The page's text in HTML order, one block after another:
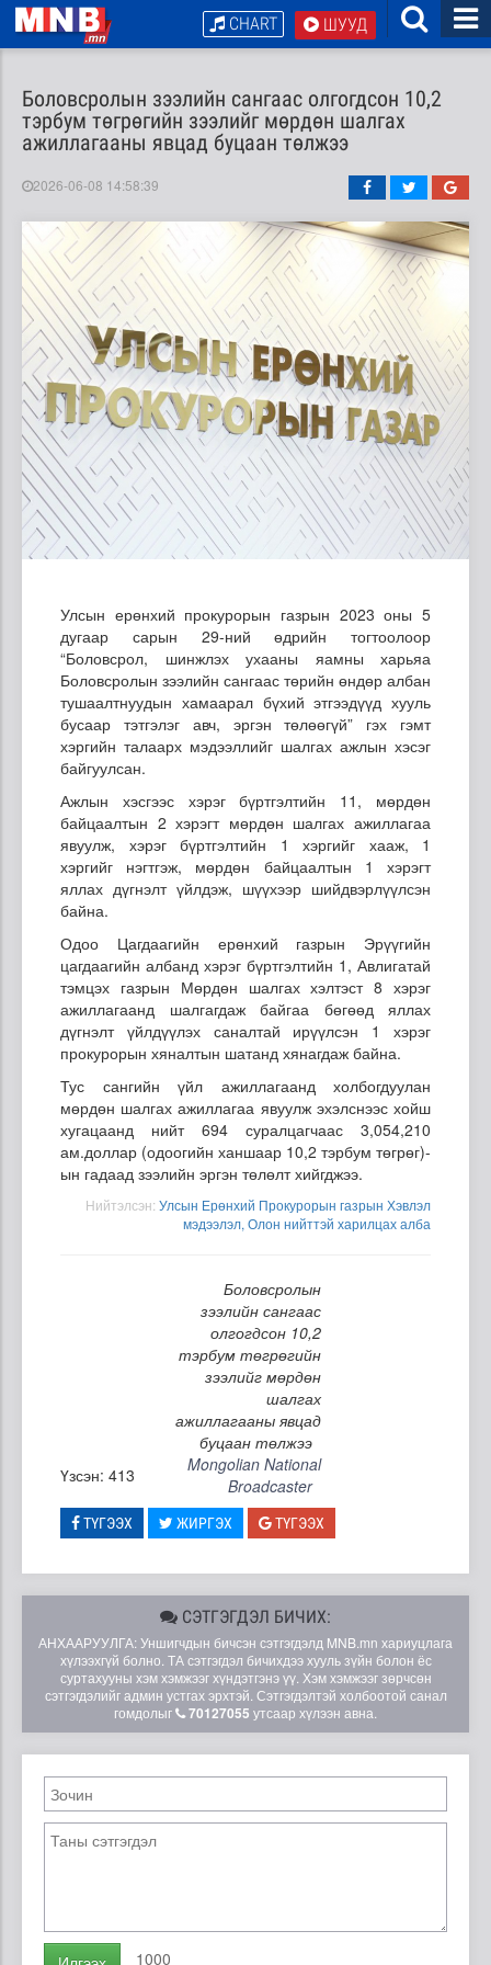
ШУУД
CHART
Боловсролын зээлийн сангаас олгогдсон 10,2
тэрбум төгрөгийн зээлийг мөрдөн шалгах
ажиллагааны явцад буцаан төлжээ
2026-06-08 14:58:39
Улсын ерөнхий прокурорын газрын 2023 оны 5
дугаар сарын 29-ний өдрийн тогтоолоор
“Боловсрол, шинжлэх ухааны яамны харьяа
Боловсролын зээлийн сангаас төрийн өндөр албан
тушаалтнуудын хамаарал бүхий этгээдүүд хууль
бусаар тэтгэлэг авч, эргэн төлөөгүй” гэх гэмт
хэргийн талаарх мэдээллийг шалгах ажлын хэсэг
байгуулсан.
Ажлын хэсгээс хэрэг бүртгэлтийн 11, мөрдөн
байцаалтын 2 хэрэгт мөрдөн шалгах ажиллагаа
явуулж, хэрэг бүртгэлтийн 1 хэргийг хааж, 1
хэргийг нэгтгэж, мөрдөн байцаалтын 1 хэрэгт
яллах дүгнэлт үйлдэж, шүүхээр шийдвэрлүүлсэн
байна.
Одоо Цагдаагийн ерөнхий газрын Эрүүгийн
цагдаагийн албанд хэрэг бүртгэлтийн 1, Авлигатай
тэмцэх газрын Мөрдөн шалгах хэлтэст 8 хэрэг
ажиллагаанд шалгагдаж байгаа бөгөөд яллах
дүгнэлт үйлдүүлэх саналтай ирүүлсэн 1 хэрэг
прокурорын хяналтын шатанд хянагдаж байна.
Тус сангийн үйл ажиллагаанд холбогдуулан
мөрдөн шалгах ажиллагаа явуулж эхэлснээс хойш
хугацаанд нийт 694 суралцагчаас 3,054,210
ам.доллар (одоогийн ханшаар 10,2 тэрбум төгрөг)-
ын гадаад зээлийн эргэн төлөлт хийгджээ.
Нийтэлсэн: Улсын Ерөнхий Прокурорын газрын Хэвлэл
мэдээлэл, Олон нийттэй харилцах алба
Боловсролын
зээлийн сангаас
олгогдсон 10,2
тэрбум төгрөгийн
зээлийг мөрдөн
шалгах
ажиллагааны явцад
буцаан төлжээ
Үзсэн: 413
Mongolian National
Broadcaster
ТҮГЭЭХ ЖИРГЭХ ТҮГЭЭХ
СЭТГЭГДЭЛ БИЧИХ:
АНХААРУУЛГА: Уншигчдын бичсэн сэтгэгдэлд MNB.mn хариуцлага
хүлээхгүй болно. ТА сэтгэгдэл бичихдээ хууль зүйн болон ёс
суртахууны хэм хэмжээг хүндэтгэнэ үү. Хэм хэмжээг зөрчсөн
сэтгэгдэлийг админ устгах эрхтэй. Сэтгэгдэлтэй холбоотой санал
гомдолыг
70127055 утсаар хүлээн авна.
1000